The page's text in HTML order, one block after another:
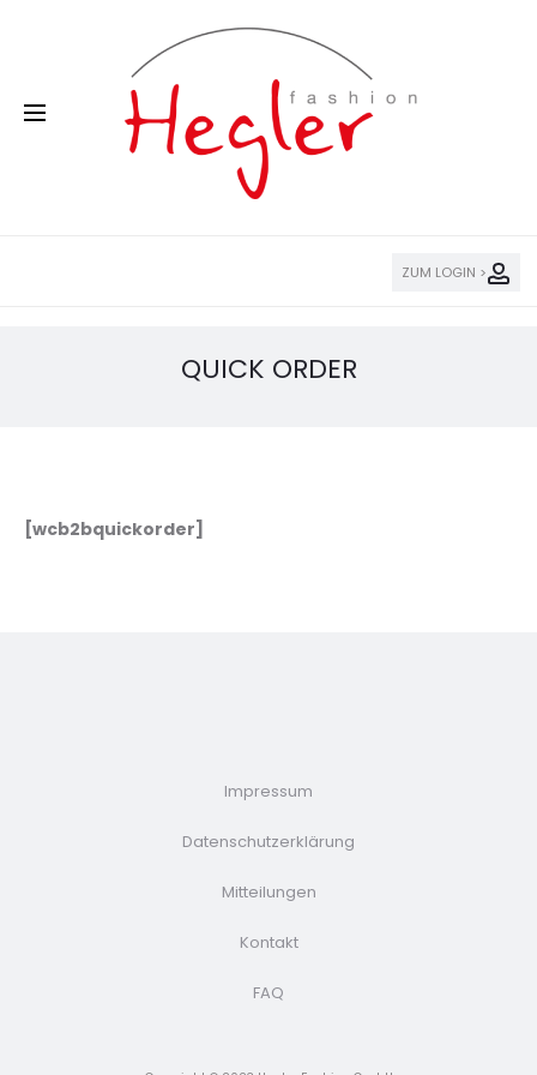
ZUM LOGIN >
QUICK ORDER
[wcb2bquickorder]
Impressum
Datenschutzerklärung
Mitteilungen
Kontakt
FAQ